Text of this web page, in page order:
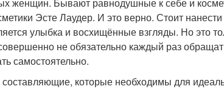
Эсте Лаудер. И это верно. Стоит
улыбка и восхищённые взгляды. Но это
не обязательно каждый раз
самостоятельно.
которые необходимы для